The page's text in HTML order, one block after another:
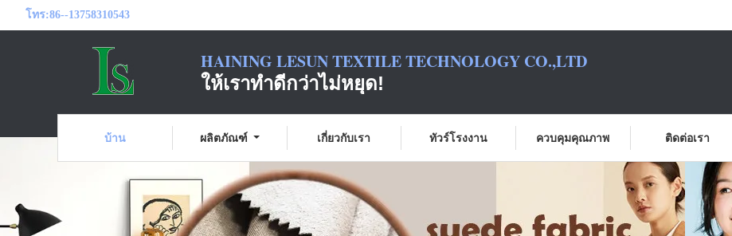
โทร:86--13758310543
HAINING LESUN TEXTILE TECHNOLOGY CO.,LTD
ให้เราทำดีกว่าไม่หยุด!
บ้าน ผลิตภัณฑ์ เกี่ยวกับเรา ทัวร์โรงงาน ควบคุมคุณภาพ ติดต่อเรา